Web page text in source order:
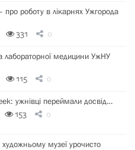
про роботу в лікарнях Ужгорода
331 0
лабораторної медицини УжНУ
115 0
ужнівці переймали досвід…
153 0
музеї урочисто